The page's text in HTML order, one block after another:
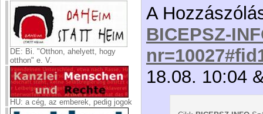
DE: Bi. "Otthon, ahelyett, hogy
otthon" e. V.
HU: a cég, az emberek, pedig jogok
A
BICEPSZ-
18.08. 10:04